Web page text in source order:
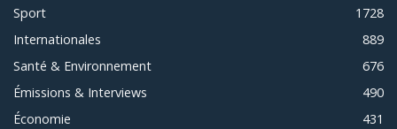
Sport
1728
Internationales
889
Santé & Environnement
676
Émissions & Interviews
490
Économie
431